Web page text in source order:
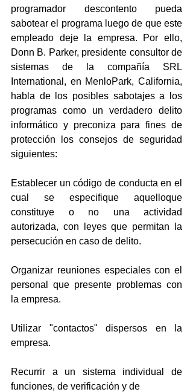
programador descontento pueda
sabotear el programa luego de que este
empleado deje la empresa. Por ello,
Donn B. Parker, presidente consultor de
sistemas de la compañía SRL
International, en MenloPark, California,
habla de los posibles sabotajes a los
programas como un verdadero delito
informático y preconiza para fines de
protección los consejos de seguridad
siguientes:
Establecer un código de conducta en el
cual se especifique aquelloque
constituye o no una actividad
autorizada, con leyes que permitan la
persecución en caso de delito.
Organizar reuniones especiales con el
personal que presente problemas con
la empresa.
Utilizar "contactos" dispersos en la
empresa.
Recurrir a un sistema individual de
funciones, de verificación y de